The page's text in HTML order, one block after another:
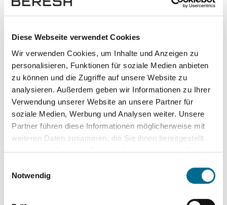
Diese Webseite verwendet Cookies
Wir verwenden Cookies, um Inhalte und Anzeigen zu
personalisieren, Funktionen für soziale Medien anbieten
zu können und die Zugriffe auf unsere Website zu
analysieren. Außerdem geben wir Informationen zu Ihrer
Verwendung unserer Website an unsere Partner für
soziale Medien, Werbung und Analysen weiter. Unsere
Partner führen diese Informationen möglicherweise mit
weiteren Daten zusammen, die Sie ihnen bereitgestellt
haben oder die sie im Rahmen Ihrer Nutzung der Dienste
Cookies, wenn Sie unsere Webseite weiterhin nutzen.
Notwendig
Exposé herunterladen [pdf]
Unsere Vorteile
wuddi Leasing Kauf
Versicherung ✔ - -
-